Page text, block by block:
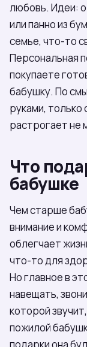
любовь. Идеи:
или панно из
семье, что-то
Персональная
покупаете
бабушку. По
руками, только
растрогает не
Что
бабушке
Чем старше
внимание и
облегчает
что-то для
Но главное в
навещать,
которой
пожилой